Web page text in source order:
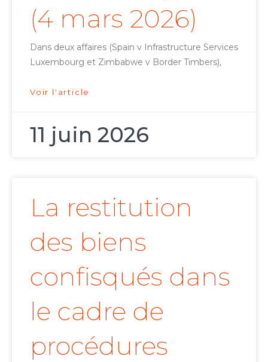
(4 mars 2026)
Dans deux affaires (Spain v Infrastructure Services
Luxembourg et Zimbabwe v Border Timbers),
Voir l'article
11 juin 2026
La restitution
des biens
confisqués dans
le cadre de
procédures